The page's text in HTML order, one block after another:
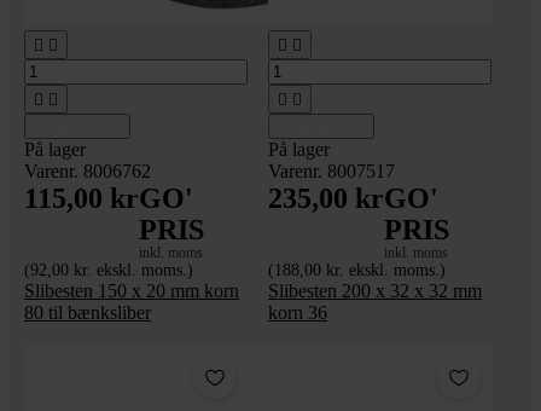
 
 
På lager
Varenr. 8006762
115,00 krGO'
PRIS
inkl. moms
(92,00 kr. ekskl. moms.)
Slibesten 150 x 20 mm korn
80 til bænksliber
 
 
På lager
Varenr. 8007517
235,00 krGO'
PRIS
inkl. moms
(188,00 kr. ekskl. moms.)
Slibesten 200 x 32 x 32 mm
korn 36